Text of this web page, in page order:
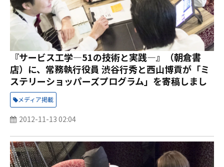
『サービス工学―51の技術と実践―』（朝倉書
店）に、常務執行役員 渋谷行秀と西山博貢が「ミ
ステリーショッパーズプログラム」を寄稿しまし
た。メディア掲載
2012-11-13 02:04